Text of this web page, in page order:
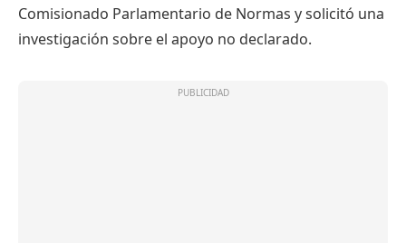
Comisionado Parlamentario de Normas y solicitó una
investigación sobre el apoyo no declarado.